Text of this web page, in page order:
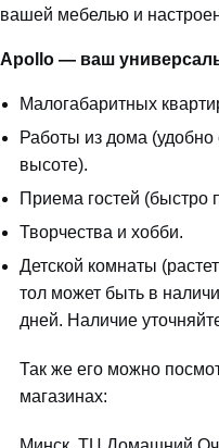
вашей мебелью и
Apollo — ваш
Малогабаритных
Работы из дома (удобно
высоте).
Приема гостей (быстро
Творчества и хобби.
Детской комнаты
тол может быть в
дней. Наличие
Так же его можно
магазинах: